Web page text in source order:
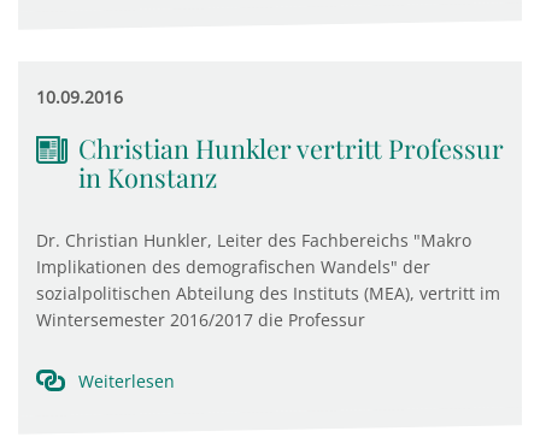
10.09.2016
Christian Hunkler vertritt Professur
in Konstanz
Dr. Christian Hunkler, Leiter des Fachbereichs "Makro
Implikationen des demografischen Wandels" der
sozialpolitischen Abteilung des Instituts (MEA), vertritt im
Wintersemester 2016/2017 die Professur
Weiterlesen